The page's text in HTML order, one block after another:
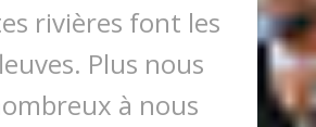
rivières font les
Plus nous
à nous